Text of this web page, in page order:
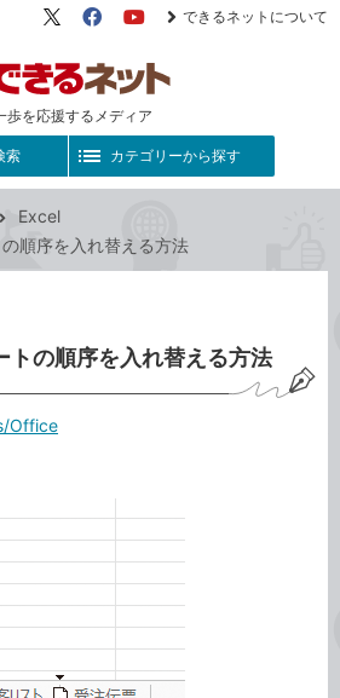
歩を応援するメディア
X（旧
FacebookYouTube
できるネットについて
索 カテゴリーから探す
Excel
順序を入れ替える方法
トの順序を入れ替える方法
Office